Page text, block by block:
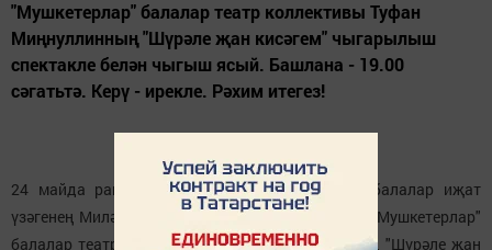
"Мушкетерлар" балалар театр коллективы Туфан
Миңнуллинның "Шүрәле җан кисәгем" чыгарылыш
спектакле белән чыгыш ясый. Башлана - 19.00
сәгатьтә. Керү - ирекле. Рәхим итегез!
24 майда район мәдәният йортында "Сәләт" балалар иҗат
үзәгенең Миләүшә Алиуллина җитәкчелегендәге "Мушкетерлар"
балалар театр коллективы Туфан Миңнуллинның "Шүрәле җан